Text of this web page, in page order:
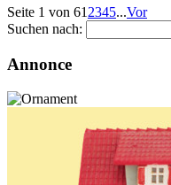
Seite 1 von 61 2345...Vor
Suchen nach:
Annonce